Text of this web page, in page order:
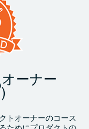
ーナー
)
トオーナーのコース